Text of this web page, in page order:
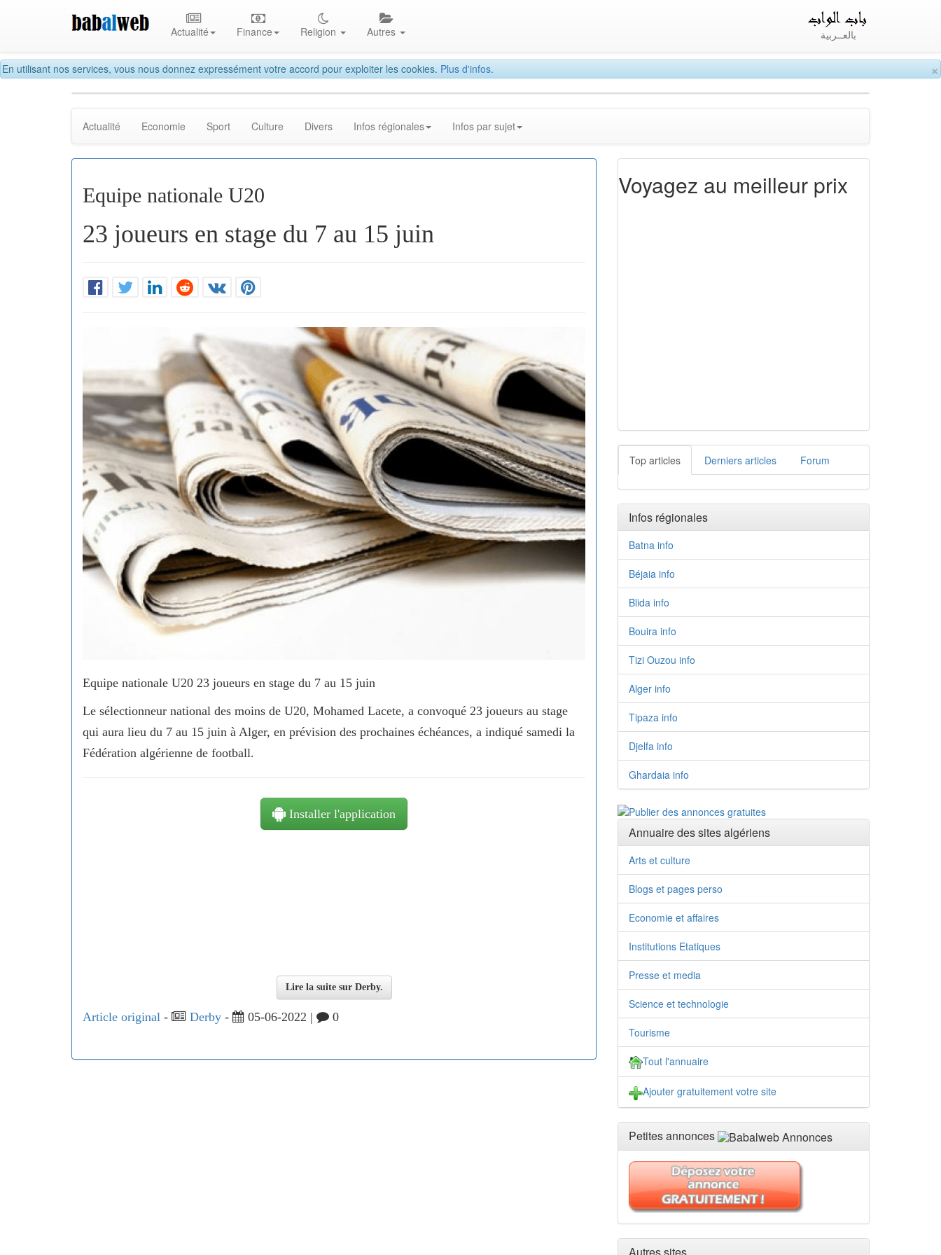
×
En utilisant nos services, vous nous donnez expressément votre accord pour exploiter les cookies. Plus d'infos.
Actualité Finance Religion Autres بالعــربية
Actualité Economie Sport Culture Divers Infos régionales Infos par sujet
Equipe nationale U20
23 joueurs en stage du 7 au 15 juin
Equipe nationale U20 23 joueurs en stage du 7 au 15 juin
Le sélectionneur national des moins de U20, Mohamed Lacete, a convoqué 23 joueurs au stage
qui aura lieu du 7 au 15 juin à Alger, en prévision des prochaines échéances, a indiqué samedi la
Fédération algérienne de football.
Installer l'application
Lire la suite sur Derby.
Article original - Derby - 05-06-2022 | 0
Voyagez au meilleur prix
Top articles Derniers articles Forum
Infos régionales
Batna info
Béjaia info
Blida info
Bouira info
Tizi Ouzou info
Alger info
Tipaza info
Djelfa info
Ghardaia info
Annuaire des sites algériens
Arts et culture
Blogs et pages perso
Economie et affaires
Institutions Etatiques
Presse et media
Science et technologie
Tourisme
Tout l'annuaire
Ajouter gratuitement votre site
Petites annonces
Autres sites